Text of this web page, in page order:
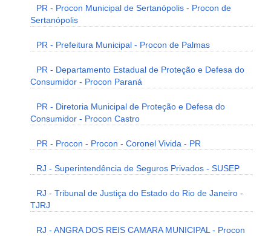
PR - Procon Municipal de Sertanópolis - Procon de
Sertanópolis
PR - Prefeitura Municipal - Procon de Palmas
PR - Departamento Estadual de Proteção e Defesa do
Consumidor - Procon Paraná
PR - Diretoria Municipal de Proteção e Defesa do
Consumidor - Procon Castro
PR - Procon - Procon - Coronel Vivida - PR
RJ - Superintendência de Seguros Privados - SUSEP
RJ - Tribunal de Justiça do Estado do Rio de Janeiro -
TJRJ
RJ - ANGRA DOS REIS CAMARA MUNICIPAL - Procon